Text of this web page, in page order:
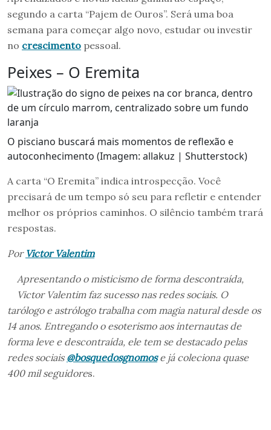
segundo a carta “Pajem de Ouros”. Será uma boa
semana para começar algo novo, estudar ou investir
no crescimento pessoal.
Peixes – O Eremita
O pisciano buscará mais momentos de reflexão e
autoconhecimento (Imagem: allakuz | Shutterstock)
A carta “O Eremita” indica introspecção. Você
precisará de um tempo só seu para refletir e entender
melhor os próprios caminhos. O silêncio também trará
respostas.
Por Victor Valentim
Apresentando o misticismo de forma descontraída,
Victor Valentim faz sucesso nas redes sociais. O
tarólogo e astrólogo trabalha com magia natural desde os
14 anos. Entregando o esoterismo aos internautas de
forma leve e descontraída, ele tem se destacado pelas
redes sociais @bosquedosgnomose já coleciona quase
400 mil seguidores.